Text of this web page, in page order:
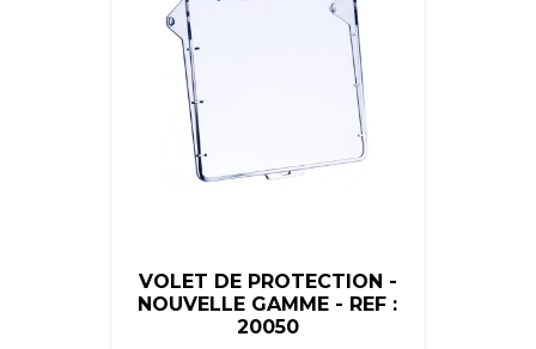
VOLET DE PROTECTION -
NOUVELLE GAMME - REF :
20050